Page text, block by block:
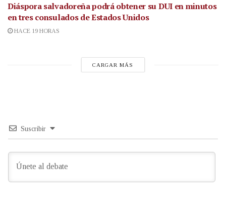
Diáspora salvadoreña podrá obtener su DUI en minutos
en tres consulados de Estados Unidos
HACE 19 HORAS
CARGAR MÁS
Suscribir